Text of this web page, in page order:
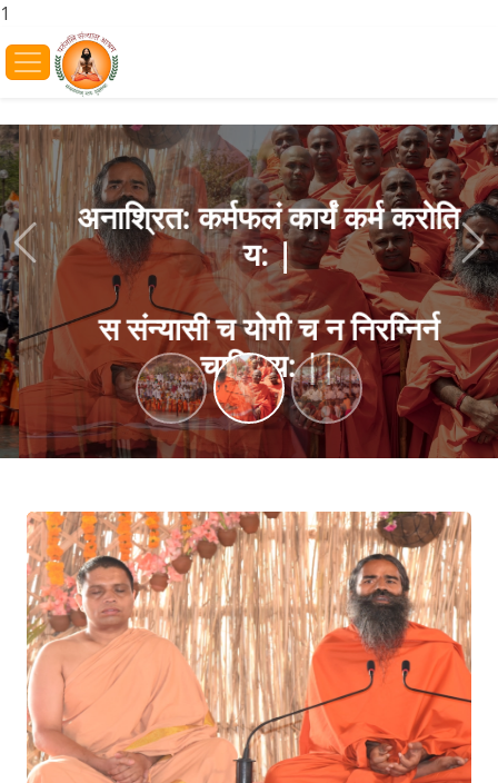
1
अनाश्रित: कर्मफलं कार्यं कर्म करोति
य: |
स संन्यासी च योगी च न निरग्निर्न
चाक्रिय: ||
Previous